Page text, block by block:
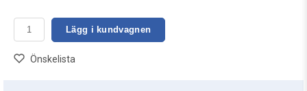
Lägg i kundvagnen
Önskelista